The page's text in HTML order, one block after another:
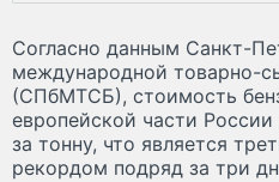
Согласно данным Санкт-
международной товарно-
(СПбМТСБ), стоимость
европейской части
за тонну, что является
рекордом подряд за три